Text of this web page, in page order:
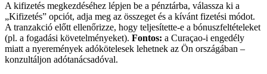
A kifizetés megkezdéséhez lépjen be a pénztárba, válassza ki a
„Kifizetés” opciót, adja meg az összeget és a kívánt fizetési módot.
A tranzakció előtt ellenőrizze, hogy teljesítette-e a bónuszfeltételeket
(pl. a fogadási követelményeket). Fontos: a Curaçao-i engedély
miatt a nyeremények adókötelesek lehetnek az Ön országában –
konzultáljon adótanácsadóval.